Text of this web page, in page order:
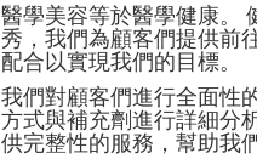
醫學美容等於醫學健康。
秀，我們為顧客們提供前
配合以實現我們的目標。
我們對顧客們進行全面性
方式與補充劑進行詳細分
供完整性的服務，幫助我